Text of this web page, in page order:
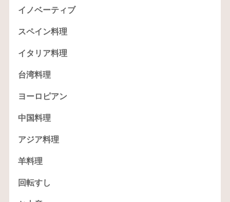
イノベーティブ
スペイン料理
イタリア料理
台湾料理
ヨーロピアン
中国料理
アジア料理
羊料理
回転すし